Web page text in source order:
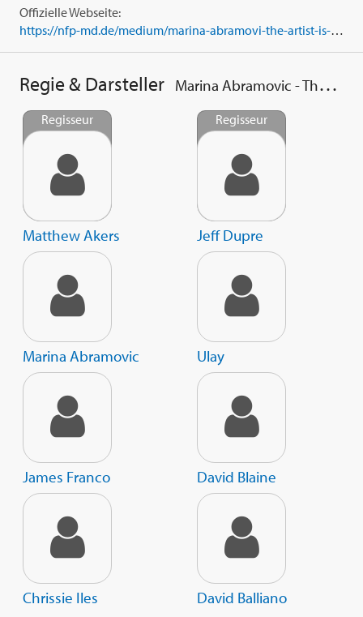
Offizielle Webseite:
https://nfp-md.de/medium/marina-abramovi-the-artist-is-present.html
Regie & Darsteller Marina Abramovic - The Artist Is Present
Regisseur
Matthew Akers
Regisseur
Jeff Dupre
Marina Abramovic Ulay
James Franco David Blaine
Chrissie Iles David Balliano